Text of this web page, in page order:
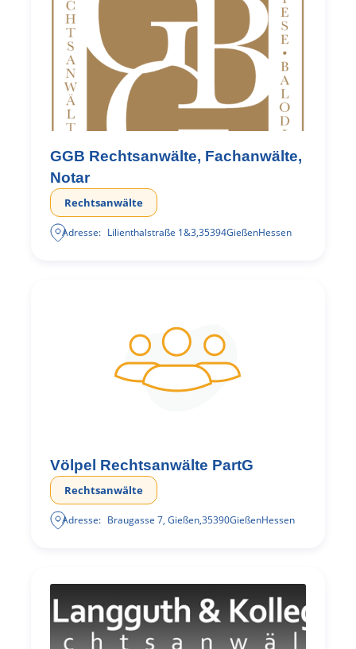
GGB Rechtsanwälte, Fachanwälte,
Notar
Rechtsanwälte
Adresse: Lilienthalstraße 1&3,35394GießenHessen
Völpel Rechtsanwälte PartG
Rechtsanwälte
Adresse: Braugasse 7, Gießen,35390GießenHessen